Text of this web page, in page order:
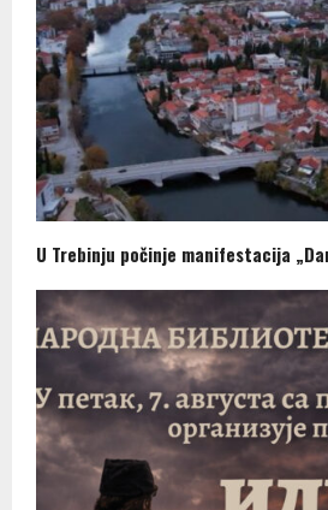
U Trebinju počinje manifestacija